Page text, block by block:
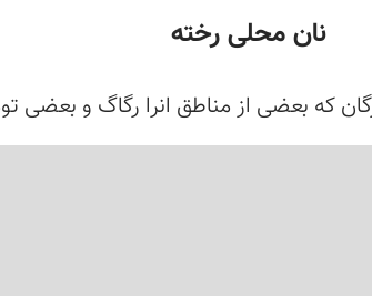
نان محلی رخته
که بعضی از مناطق انرا رگاگ و بعضی